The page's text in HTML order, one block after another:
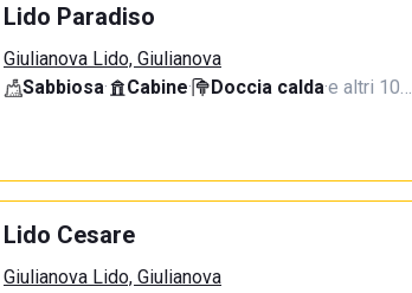
Lido Paradiso
Giulianova Lido, Giulianova
Sabbiosa· Cabine· Doccia calda·e altri 10…
Lido Cesare
Giulianova Lido, Giulianova